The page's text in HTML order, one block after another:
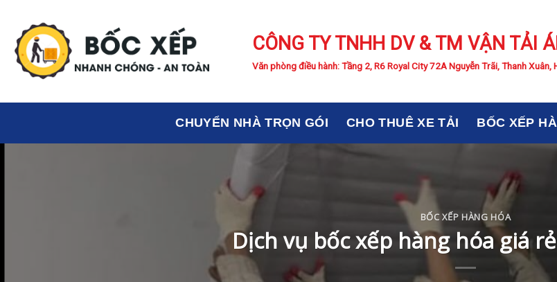
content
CÔNG TY TNHH DV & TM VẬN TẢI
Văn phòng điều hành: Tầng 2, R6 Royal City 72A Nguyễn Trãi, Thanh Xuân,
CHUYỂN NHÀ TRỌN GÓI CHO THUÊ XE TẢI BỐC XẾP
BỐC XẾP HÀNG HÓA
Dịch vụ bốc xếp hàng hóa giá